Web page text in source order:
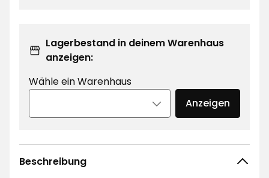
Lagerbestand in deinem Warenhaus
anzeigen:
Wähle ein Warenhaus
Anzeigen
Beschreibung